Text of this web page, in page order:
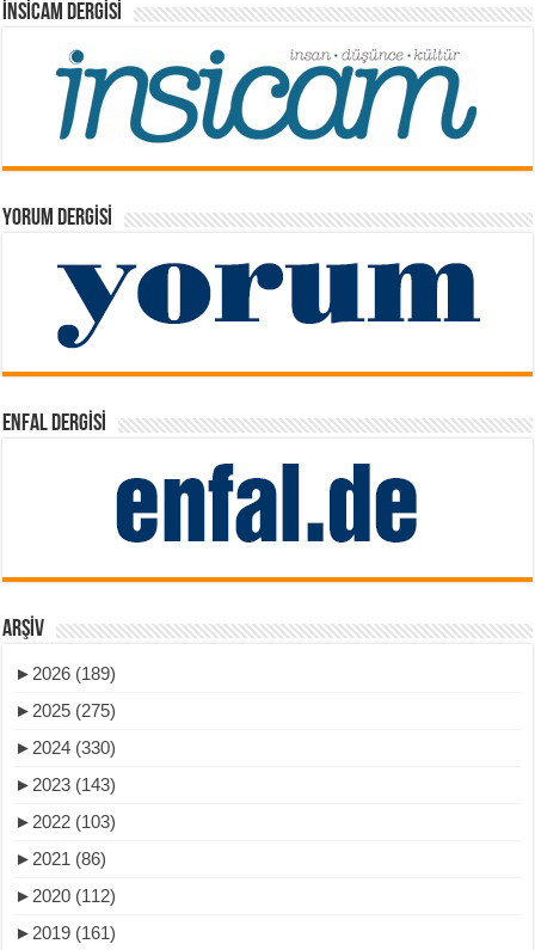
İNSICAM DERGISI
YORUM DERGISI
ENFAL DERGISI
ARŞIV
► 2026 (189)
► 2025 (275)
► 2024 (330)
► 2023 (143)
► 2022 (103)
► 2021 (86)
► 2020 (112)
► 2019 (161)